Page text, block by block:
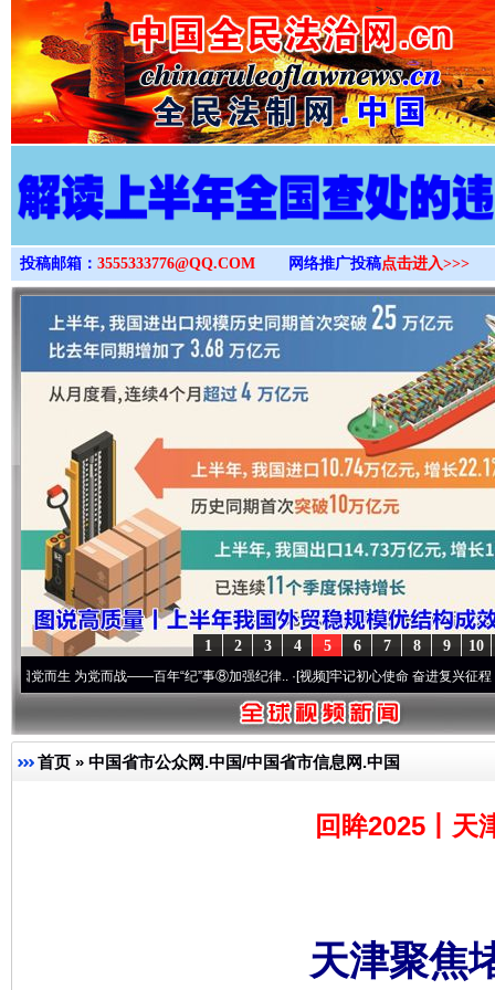
>
投稿邮箱： 3555333776@QQ.COM 网络推广投稿点击进入>>>
10
9
8
7
6
5
4
3
2
1
为党而战——百年“纪”事⑧加强纪律..·[视频]牢记初心使命 奋进复兴征程丨“转折之城
首页 » 中国省市公众网.中国/中国省市信息网.中国
回眸2025丨天
天津聚焦